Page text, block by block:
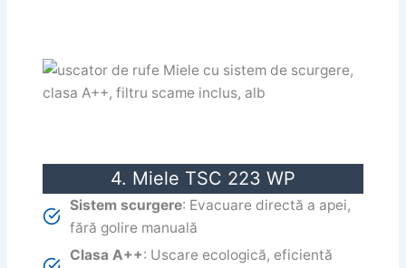
4. Miele TSC 223 WP
Sistem scurgere: Evacuare directă a apei,
fără golire manuală
Clasa A++: Uscare ecologică, eficientă